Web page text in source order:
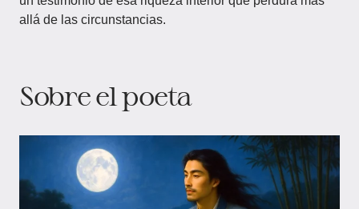
allá de las circunstancias.
Sobre el poeta​